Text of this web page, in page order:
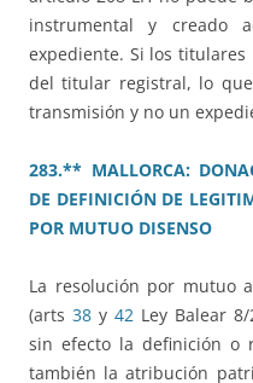
instrumental y creado
expediente. Si los
del titular registral, lo
transmisión y no un
283.** MALLORCA:
DE DEFINICIÓN DE
POR MUTUO DISENSO
La resolución por mutuo
(arts 38 y 42 Ley Balear
sin efecto la definición o
también la atribución